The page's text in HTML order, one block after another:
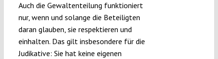
Auch die Gewaltenteilung funktioniert
nur, wenn und solange die Beteiligten
daran glauben, sie respektieren und
einhalten. Das gilt insbesondere für die
Judikative: Sie hat keine eigenen